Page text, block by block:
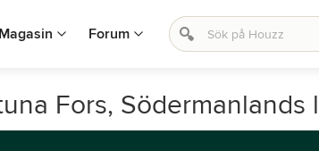
Magasin Forum
Fors, Södermanlands